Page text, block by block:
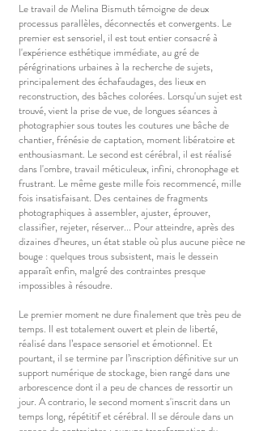
Le travail de Melina Bismuth témoigne de deux
processus parallèles, déconnectés et convergents. Le
premier est sensoriel, il est tout entier consacré à
l'expérience esthétique immédiate, au gré de
pérégrinations urbaines à la recherche de sujets,
principalement des échafaudages, des lieux en
reconstruction, des bâches colorées. Lorsqu'un sujet est
trouvé, vient la prise de vue, de longues séances à
photographier sous toutes les coutures une bâche de
chantier, frénésie de captation, moment libératoire et
enthousiasmant. Le second est cérébral, il est réalisé
dans l'ombre, travail méticuleux, infini, chronophage et
frustrant. Le même geste mille fois recommencé, mille
fois insatisfaisant. Des centaines de fragments
photographiques à assembler, ajuster, éprouver,
classifier, rejeter, réserver... Pour atteindre, après des
dizaines d'heures, un état stable où plus aucune pièce ne
bouge : quelques trous subsistent, mais le dessein
apparaît enfin, malgré des contraintes presque
impossibles à résoudre.
Le premier moment ne dure finalement que très peu de
temps. Il est totalement ouvert et plein de liberté,
réalisé dans l’espace sensoriel et émotionnel. Et
pourtant, il se termine par l’inscription définitive sur un
support numérique de stockage, bien rangé dans une
arborescence dont il a peu de chances de ressortir un
jour. A contrario, le second moment s'inscrit dans un
temps long, répétitif et cérébral. Il se déroule dans un